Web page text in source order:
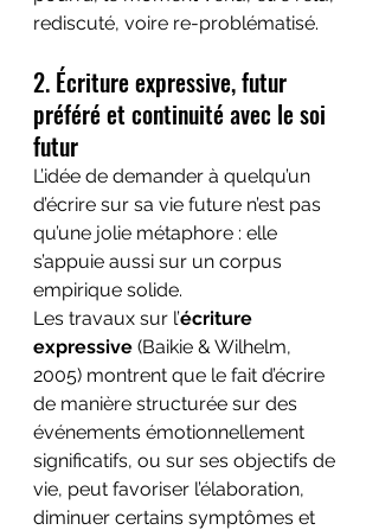
rediscuté, voire re-problématisé.
2. Écriture expressive, futur
préféré et continuité avec le soi
futur
L’idée de demander à quelqu’un
d’écrire sur sa vie future n’est pas
qu’une jolie métaphore : elle
s’appuie aussi sur un corpus
empirique solide.
Les travaux sur l’écriture
expressive (Baikie & Wilhelm,
2005) montrent que le fait d’écrire
de manière structurée sur des
événements émotionnellement
significatifs, ou sur ses objectifs de
vie, peut favoriser l’élaboration,
diminuer certains symptômes et